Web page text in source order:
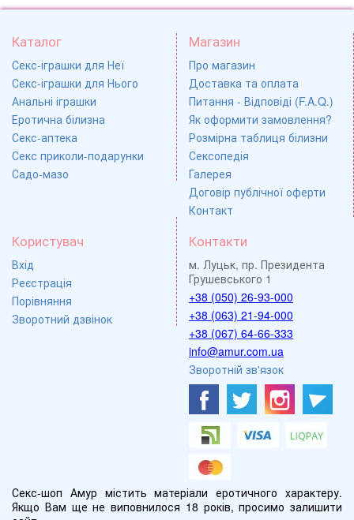
Каталог
Секс-іграшки для Неї
Секс-іграшки для Нього
Анальні іграшки
Еротична білизна
Секс-аптека
Секс приколи-подарунки
Садо-мазо
Магазин
Про магазин
Доставка та оплата
Питання - Відповіді (F.A.Q.)
Як оформити замовлення?
Розмірна таблиця білизни
Сексопедія
Галерея
Договір публічної оферти
Контакт
Користувач
Вхід
Реєстрація
Порівняння
Зворотний дзвінок
Контакти
м. Луцьк, пр. Президента
Грушевського 1
+38 (050) 26-93-000
+38 (063) 21-94-000
+38 (067) 64-66-333
info@amur.com.ua
Зворотній зв'язок
Секс-шоп Амур містить матеріали еротичного характеру.
Якщо Вам ще не виповнилося 18 років, просимо залишити